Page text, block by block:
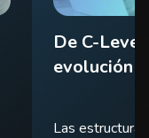
De C-
evolución
Las